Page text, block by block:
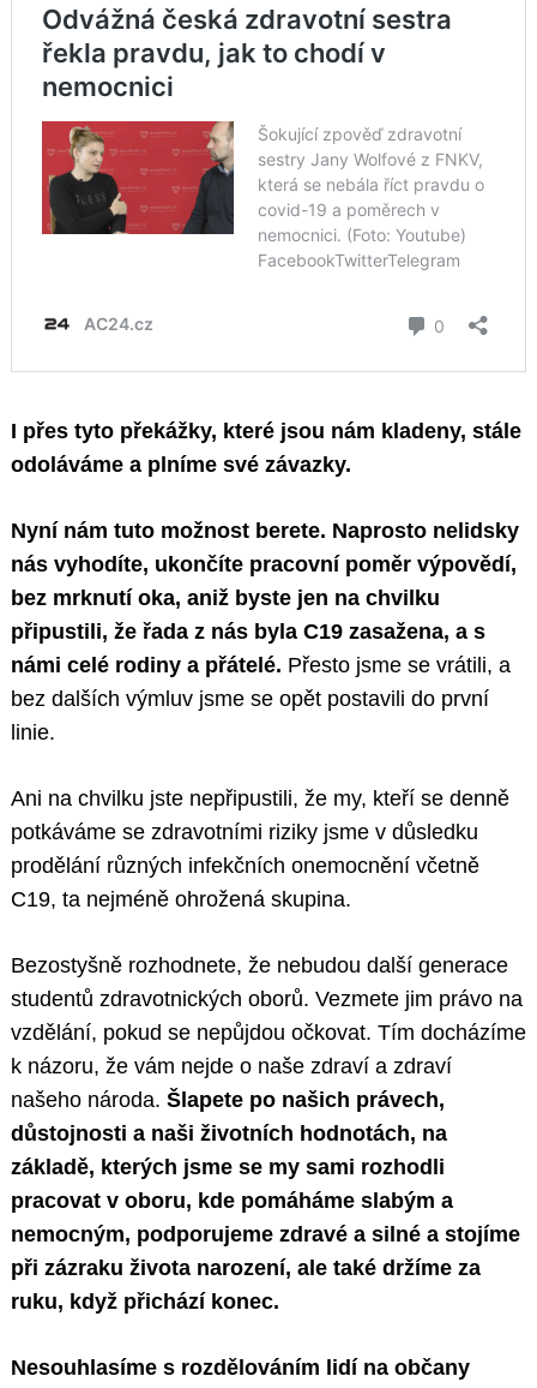
I přes tyto překážky, které jsou nám kladeny, stále
odoláváme a plníme své závazky.
Nyní nám tuto možnost berete. Naprosto nelidsky
nás vyhodíte, ukončíte pracovní poměr výpovědí,
bez mrknutí oka, aniž byste jen na chvilku
připustili, že řada z nás byla C19 zasažena, a s
námi celé rodiny a přátelé. Přesto jsme se vrátili, a
bez dalších výmluv jsme se opět postavili do první
linie.
Ani na chvilku jste nepřipustili, že my, kteří se denně
potkáváme se zdravotními riziky jsme v důsledku
prodělání různých infekčních onemocnění včetně
C19, ta nejméně ohrožená skupina.
Bezostyšně rozhodnete, že nebudou další generace
studentů zdravotnických oborů. Vezmete jim právo na
vzdělání, pokud se nepůjdou očkovat. Tím docházíme
k názoru, že vám nejde o naše zdraví a zdraví
našeho národa. Šlapete po našich právech,
důstojnosti a naši životních hodnotách, na
základě, kterých jsme se my sami rozhodli
pracovat v oboru, kde pomáháme slabým a
nemocným, podporujeme zdravé a silné a stojíme
při zázraku života narození, ale také držíme za
ruku, když přichází konec.
Nesouhlasíme s rozdělováním lidí na občany